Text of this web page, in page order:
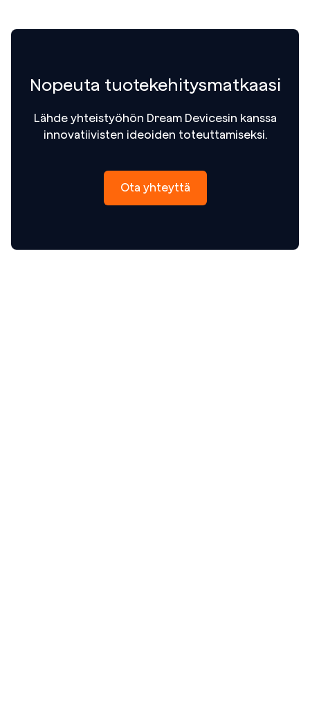
Nopeuta tuotekehitysmatkaasi
Lähde yhteistyöhön Dream Devicesin kanssa
innovatiivisten ideoiden toteuttamiseksi.
Ota yhteyttä